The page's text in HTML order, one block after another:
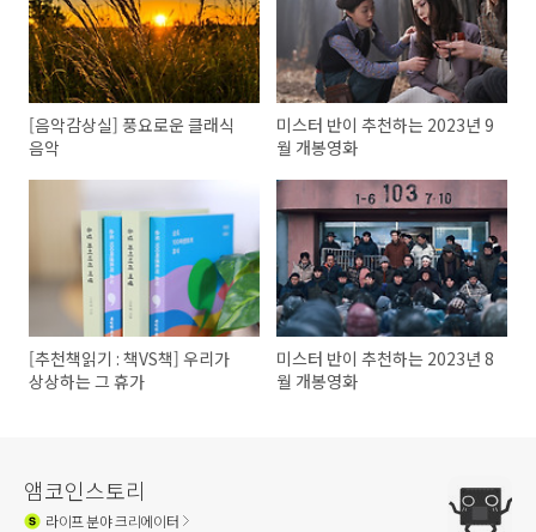
[음악감상실] 풍요로운 클래식
음악
미스터 반이 추천하는 2023년 9
월 개봉영화
[추천책읽기 : 책VS책] 우리가
상상하는 그 휴가
미스터 반이 추천하는 2023년 8
월 개봉영화
앰코인스토리
라이프분야 크리에이터